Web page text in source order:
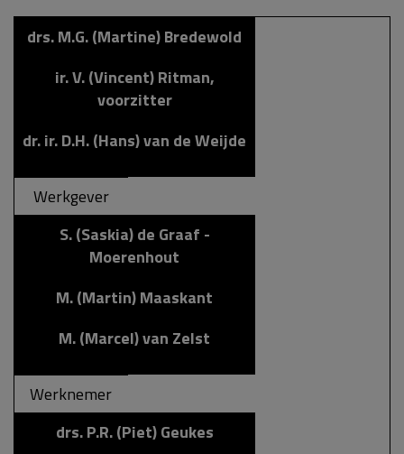
drs. M.G. (Martine) Bredewold
ir. V. (Vincent) Ritman,
voorzitter
dr. ir. D.H. (Hans) van de Weijde
Werkgever
S. (Saskia) de Graaf -
Moerenhout
M. (Martin) Maaskant
M. (Marcel) van Zelst
Werknemer
drs. P.R. (Piet) Geukes